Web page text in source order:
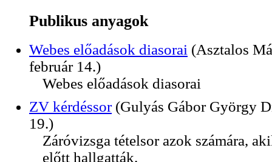
Publikus anyagok
Webes előadások diasorai (Asztalos
február 14.)
Webes előadások diasorai
ZV kérdéssor (Gulyás Gábor György
19.)
Záróvizsga tételsor azok számára,
előtt hallgatták.